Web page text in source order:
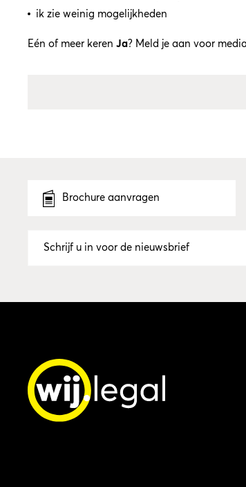
ik zie weinig mogelijkheden
Eén of meer keren Ja? Meld je aan voor
Brochure aanvragen